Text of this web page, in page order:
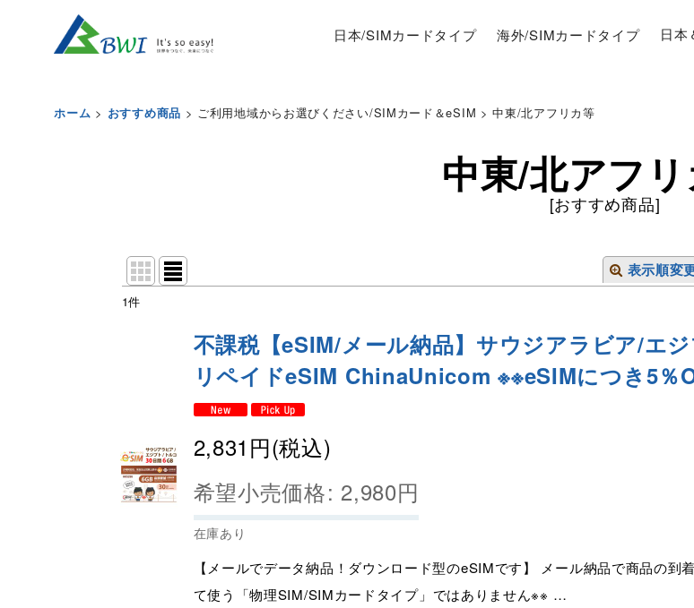
日本/SIMカードタイプ 海外/SIMカードタイプ 日本
ホーム > おすすめ商品 > ご利用地域からお選びください/SIMカード＆eSIM > 中東/北アフリカ等
中東/北アフ
[おすすめ商品]
表示順変
1件
不課税【eSIM/メール納品】サウジアラビア/エ
リペイドeSIM ChinaUnicom ※※eSIMにつき5％
2,831 円(税込)
希望小売価格: 2,980円
在庫あり
【メールでデータ納品！ダウンロード型のeSIMです】 メール納品で商品の
て使う「物理SIM/SIMカードタイプ」ではありません※※ …